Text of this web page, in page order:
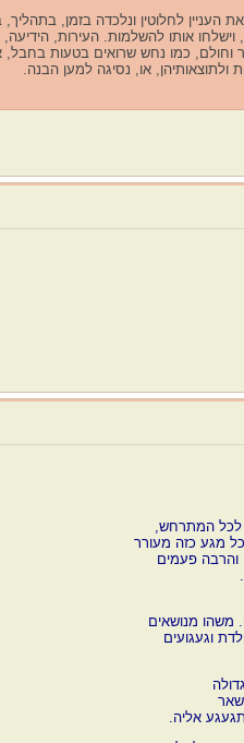
לחלוטין ונלכדה בזמן, בתהליך,
וישלחו אותו להשלמות. העירות,
כמו נחש שרואים בטעות בחבל,
ולתוצאותיהן, או, נסיגה למען הבנה.
לכל המתרחש,
מגע כזה מעורר
והרבה פעמים
משהו מנושאים
וגעגועים
אליה.